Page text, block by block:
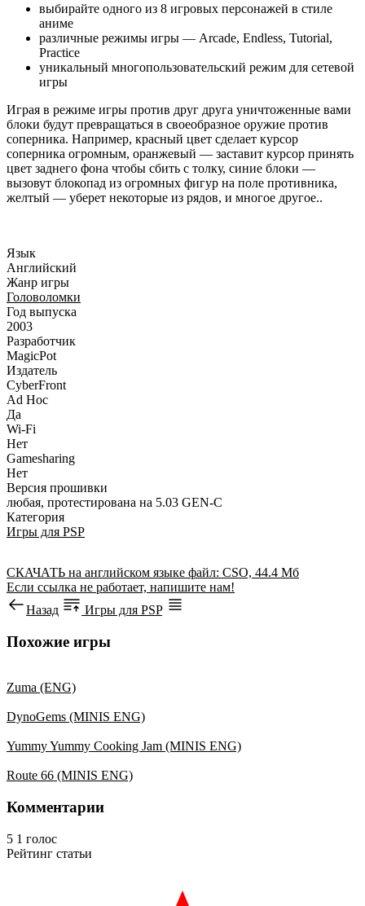
выбирайте одного из 8 игровых персонажей в стиле
аниме
различные режимы игры — Arcade, Endless, Tutorial,
Practice
уникальный многопользовательский режим для сетевой
игры
Играя в режиме игры против друг друга уничтоженные вами
блоки будут превращаться в своеобразное оружие против
соперника. Например, красный цвет сделает курсор
соперника огромным, оранжевый — заставит курсор принять
цвет заднего фона чтобы сбить с толку, синие блоки —
вызовут блокопад из огромных фигур на поле противника,
желтый — уберет некоторые из рядов, и многое другое..
Язык
Английский
Жанр игры
Головоломки
Год выпуска
2003
Разработчик
MagicPot
Издатель
CyberFront
Ad Hoc
Да
Wi-Fi
Нет
Gamesharing
Нет
Версия прошивки
любая, протестирована на 5.03 GEN-C
Категория
Игры для PSP
СКАЧАТЬ на английском языке файл: CSO, 44.4 Мб
Если ссылка не работает, напишите нам!
Назад
Игры для PSP
Похожие игры
Zuma (ENG)
DynoGems (MINIS ENG)
Yummy Yummy Cooking Jam (MINIS ENG)
Route 66 (MINIS ENG)
Комментарии
5 1 голос
Рейтинг статьи